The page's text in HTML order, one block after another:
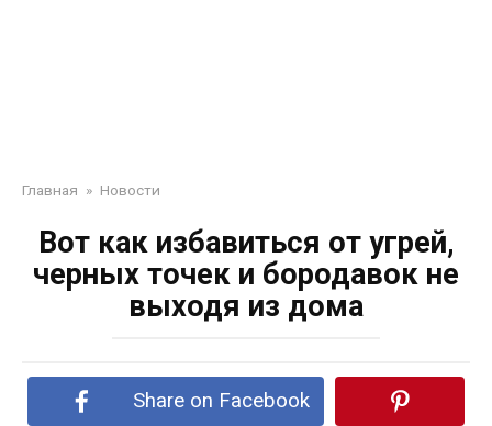
Главная » Новости
Вот как избавиться от угрей,
черных точек и бородавок не
выходя из дома
Share on Facebook